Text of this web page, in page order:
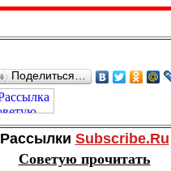
Поделиться…
Рассылки Subscribe.Ru
Советую прочитать